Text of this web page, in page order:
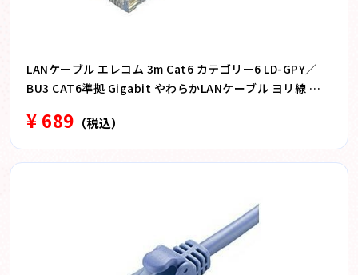
LANケーブル エレコム 3m Cat6 カテゴリー6 LD-GPY／
BU3 CAT6準拠 Gigabit やわらかLANケーブル ヨリ線 ブ
¥ 689 （税込）